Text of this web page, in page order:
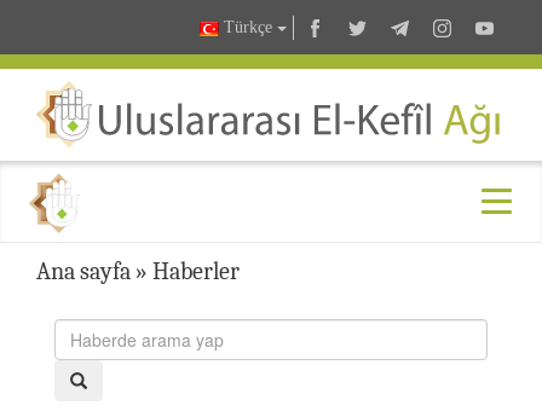
Türkçe
Ana sayfa » Haberler